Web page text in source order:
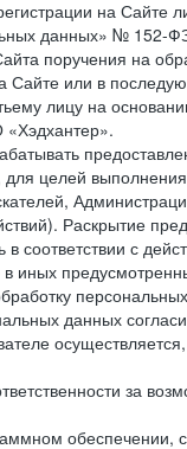
на
данных» № 152-
поручения на
Сайте или в
лицу на
целей
Раскрытие
соответствии с
иных
данных
за